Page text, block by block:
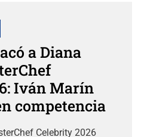
a Diana
Iván Marín
competencia
Celebrity 2026